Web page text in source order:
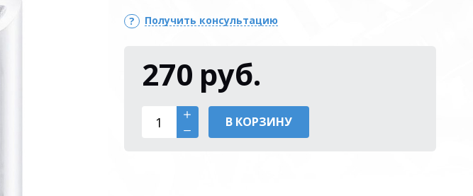
Получить консультацию
270 руб.
В КОРЗИНУ